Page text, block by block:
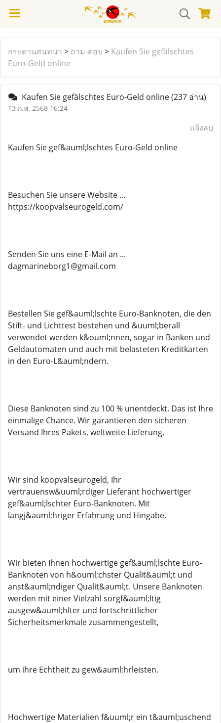
กระดานสนทนา > ถาม-ตอบ > Kaufen Sie gefälschtes
Euro-Geld online
Kaufen Sie gefälschtes Euro-Geld online(237 อ่าน)
13 ก.พ. 2568 16:24
แจ้งลบ
Kaufen Sie gef&auml;lschtes Euro-Geld online
Besuchen Sie unsere Website ...
https://koopvalseurogeld.com/
Senden Sie uns eine E-Mail an ...
dagmarineborg1@gmail.com
Bestellen Sie gef&auml;lschte Euro-Banknoten, die den
Stift- und Lichttest bestehen und &uuml;berall
verwendet werden k&ouml;nnen, sogar in Banken und
Geldautomaten und auch mit belasteten Kreditkarten
in den Euro-L&auml;ndern.
Diese Banknoten sind zu 100 % unentdeckt. Das ist Ihre
einmalige Chance. Wir garantieren den sicheren
Versand Ihres Pakets, weltweite Lieferung.
Wir sind koopvalseurogeld, Ihr
vertrauensw&uuml;rdiger Lieferant hochwertiger
gef&auml;lschter Euro-Banknoten. Mit
langj&auml;hriger Erfahrung und Hingabe.
Wir bieten Ihnen hochwertige gef&auml;lschte Euro-
Banknoten von h&ouml;chster Qualit&auml;t und
anst&auml;ndiger Qualit&auml;t. Unsere Banknoten
werden mit einer Vielzahl sorgf&auml;ltig
ausgew&auml;hlter und fortschrittlicher
Sicherheitsmerkmale zusammengestellt,
um ihre Echtheit zu gew&auml;hrleisten.
Hochwertige Materialien f&uuml;r ein t&auml;uschend